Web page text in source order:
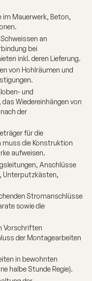
Mauerwerk, Beton,
an
bei
inkl. deren Lieferung.
von Hohlräumen und
und
Wiedereinhängen von
der
für die
muss die Konstruktion
aufweisen.
Anschlüsse
Unterputzkästen,
Stromanschlüsse
sowie die
Vorschriften
der Montagearbeiten
in bewohnten
halbe Stunde Regie).